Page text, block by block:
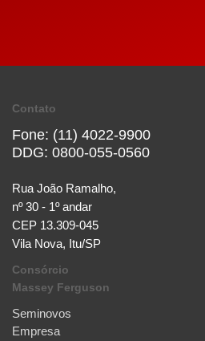
Contato
Fone: (11) 4022-9900
DDG: 0800-055-0560
Rua João Ramalho,
nº 30 - 1º andar
CEP 13.309-045
Vila Nova, Itu/SP
Consórcio
Massey Ferguson
Seminovos
Empresa